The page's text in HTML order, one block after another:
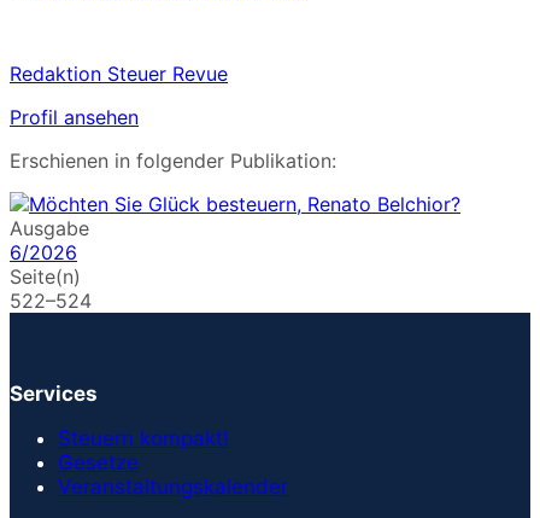
Redaktion Steuer Revue
Profil ansehen
Erschienen in folgender Publikation:
Ausgabe
6/2026
Seite(n)
522–524
Services
Steuern kompakt!
Gesetze
Veranstaltungskalender